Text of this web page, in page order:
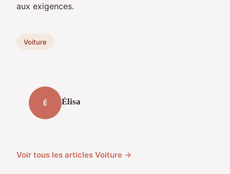
aux exigences.
Voiture
É Élisa
Voir tous les articles Voiture →